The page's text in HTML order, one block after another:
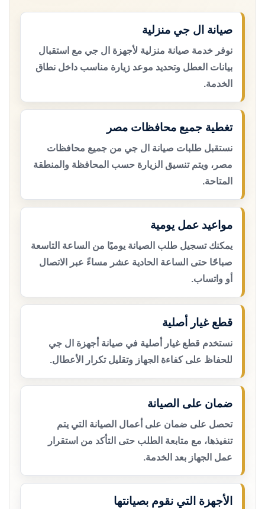
صيانة ال جي منزلية
نوفر خدمة صيانة منزلية لأجهزة ال جي مع استقبال
بيانات العطل وتحديد موعد زيارة مناسب داخل نطاق
الخدمة.
تغطية جميع محافظات مصر
نستقبل طلبات صيانة ال جي من جميع محافظات
مصر، ويتم تنسيق الزيارة حسب المحافظة والمنطقة
المتاحة.
مواعيد عمل يومية
يمكنك تسجيل طلب الصيانة يوميًا من الساعة التاسعة
صباحًا حتى الساعة الحادية عشر مساءً عبر الاتصال
أو واتساب.
قطع غيار أصلية
نستخدم قطع غيار أصلية في صيانة أجهزة ال جي
للحفاظ على كفاءة الجهاز وتقليل تكرار الأعطال.
ضمان على الصيانة
تحصل على ضمان على أعمال الصيانة التي يتم
تنفيذها، مع متابعة الطلب حتى التأكد من استقرار
عمل الجهاز بعد الخدمة.
الأجهزة التي نقوم بصيانتها